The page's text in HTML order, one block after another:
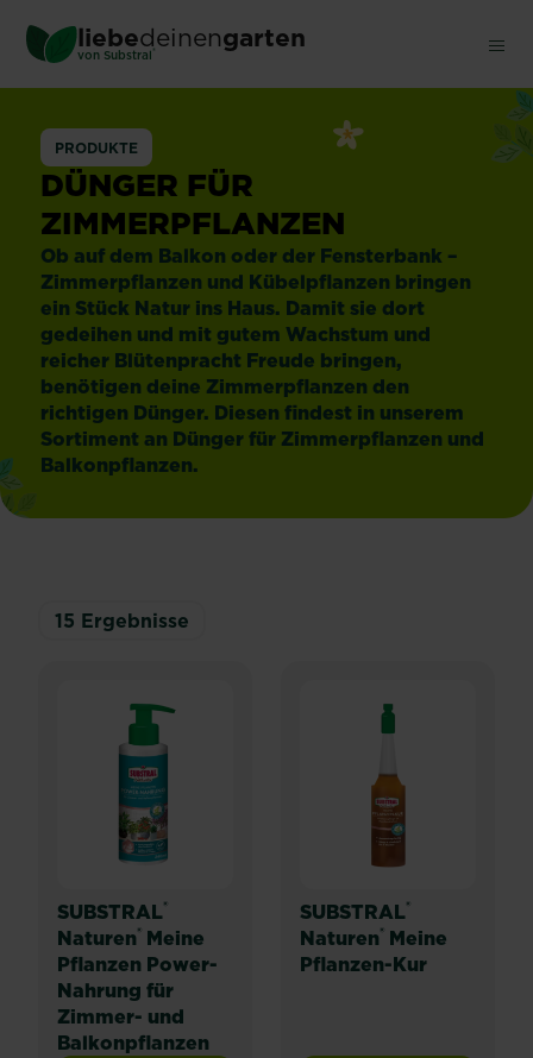
main
content
liebedeinengarten
von Substral ®
Zimmerpflanzen
PRODUKTE
DÜNGER FÜR
ZIMMERPFLANZEN
Ob auf dem Balkon oder der Fensterbank –
Zimmerpflanzen und Kübelpflanzen bringen
ein Stück Natur ins Haus. Damit sie dort
gedeihen und mit gutem Wachstum und
reicher Blütenpracht Freude bringen,
benötigen deine Zimmerpflanzen den
richtigen Dünger. Diesen findest in unserem
Sortiment an Dünger für Zimmerpflanzen und
Balkonpflanzen.
15 Ergebnisse
SUBSTRAL®
Naturen® Meine
Pflanzen Power-
Nahrung für
Zimmer- und
Balkonpflanzen
SUBSTRAL®
Naturen® Meine
Pflanzen-Kur